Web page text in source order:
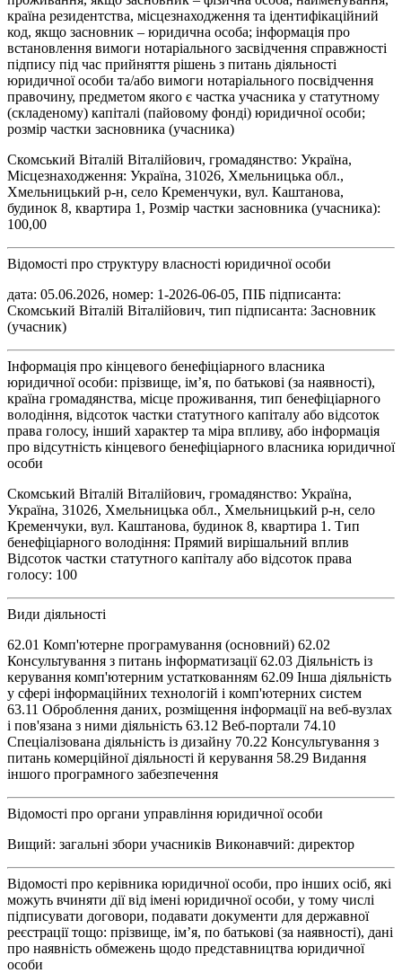
країна резидентства, місцезнаходження та ідентифікаційний
код, якщо засновник – юридична особа; інформація про
встановлення вимоги нотаріального засвідчення справжності
підпису під час прийняття рішень з питань діяльності
юридичної особи та/або вимоги нотаріального посвідчення
правочину, предметом якого є частка учасника у статутному
(складеному) капіталі (пайовому фонді) юридичної особи;
розмір частки засновника (учасника)
Скомський Віталій Віталійович, громадянство: Україна,
Місцезнаходження: Україна, 31026, Хмельницька обл.,
Хмельницький р-н, село Кременчуки, вул. Каштанова,
будинок 8, квартира 1, Розмір частки засновника (учасника):
100,00
Відомості про структуру власності юридичної особи
дата: 05.06.2026, номер: 1-2026-06-05, ПІБ підписанта:
Скомський Віталій Віталійович, тип підписанта: Засновник
(учасник)
Інформація про кінцевого бенефіціарного власника
юридичної особи: прізвище, ім’я, по батькові (за наявності),
країна громадянства, місце проживання, тип бенефіціарного
володіння, відсоток частки статутного капіталу або відсоток
права голосу, інший характер та міра впливу, або інформація
про відсутність кінцевого бенефіціарного власника юридичної
особи
Скомський Віталій Віталійович, громадянство: Україна,
Україна, 31026, Хмельницька обл., Хмельницький р-н, село
Кременчуки, вул. Каштанова, будинок 8, квартира 1. Тип
бенефіціарного володіння: Прямий вирішальний вплив
Відсоток частки статутного капіталу або відсоток права
голосу: 100
Види діяльності
62.01 Комп'ютерне програмування (основний) 62.02
Консультування з питань інформатизації 62.03 Діяльність із
керування комп'ютерним устаткованням 62.09 Інша діяльність
у сфері інформаційних технологій і комп'ютерних систем
63.11 Оброблення даних, розміщення інформації на веб-вузлах
і пов'язана з ними діяльність 63.12 Веб-портали 74.10
Спеціалізована діяльність із дизайну 70.22 Консультування з
питань комерційної діяльності й керування 58.29 Видання
іншого програмного забезпечення
Відомості про органи управління юридичної особи
Вищий: загальні збори учасників Виконавчий: директор
Відомості про керівника юридичної особи, про інших осіб, які
можуть вчиняти дії від імені юридичної особи, у тому числі
підписувати договори, подавати документи для державної
реєстрації тощо: прізвище, ім’я, по батькові (за наявності), дані
про наявність обмежень щодо представництва юридичної
особи